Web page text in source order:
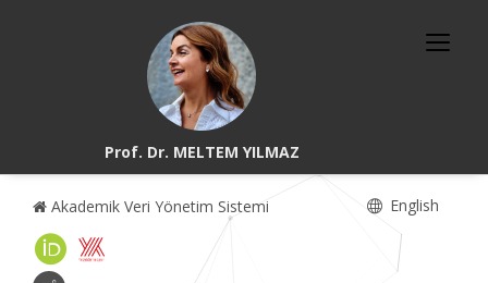
Prof. Dr. MELTEM YILMAZ
Akademik Veri Yönetim Sistemi English